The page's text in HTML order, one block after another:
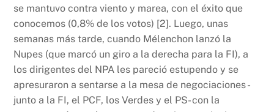
se mantuvo contra viento y marea, con el éxito que
conocemos (0,8% de los votos) [2]. Luego, unas
semanas más tarde, cuando Mélenchon lanzó la
Nupes (que marcó un giro a la derecha para la FI), a
los dirigentes del NPA les pareció estupendo y se
apresuraron a sentarse a la mesa de negociaciones -
junto a la FI, el PCF, los Verdes y el PS- con la